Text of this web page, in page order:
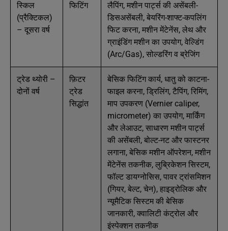
स्किल
(प्रैक्टिकल)
– दूसरा वर्ष
फिटिंग
लैपिंग, मशीन पार्ट्स की असेंबली-
डिसअसेंबली, बेयरिंग-शाफ्ट-कपलिंग
फिट करना, मशीन मेंटेनेंस, लेथ और
ग्राइंडिंग मशीन का उपयोग, वेल्डिंग
(Arc/Gas), सोल्डरिंग व ब्रेजिंग
ट्रेड थ्योरी –
दोनों वर्ष
फ़िटर
ट्रेड
सिद्धांत
बेसिक फिटिंग कार्य, धातु को काटना-
फाइल करना, ड्रिलिंग, टैपिंग, रिमिंग,
माप उपकरण (Vernier caliper,
micrometer) का उपयोग, मार्किंग
और लेआउट, साधारण मशीन पार्ट्स
की असेंबली, बोल्ट-नट और फास्टनर
लगाना, बेसिक मशीन ऑपरेशन, मशीन
मेंटेनेंस तकनीक, लुब्रिकेशन सिस्टम,
फॉल्ट डायग्नोसिस, पावर ट्रांसमिशन
(गियर, बेल्ट, चेन), हाइड्रोलिक और
न्यूमैटिक सिस्टम की बेसिक
जानकारी, क्वालिटी कंट्रोल और
इंस्पेक्शन तकनीक